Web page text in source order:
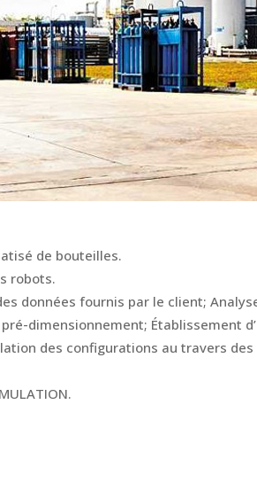
de bouteilles.
robots.
données fournis par le client;
dimensionnement; Établissement
des configurations au travers